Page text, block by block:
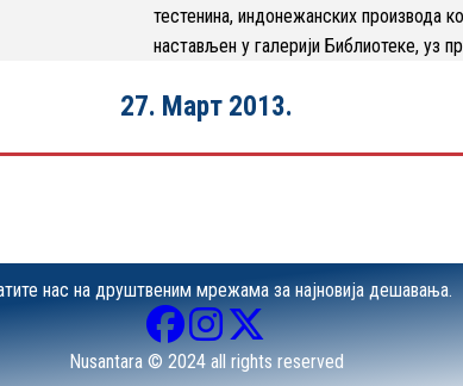
тестенина, индонежанских производа
настављен у галерији Библиотеке, уз
27. Март 2013.
нас на друштвеним мрежама за најновија дешавања.
Nusantara © 2024 all rights reserved